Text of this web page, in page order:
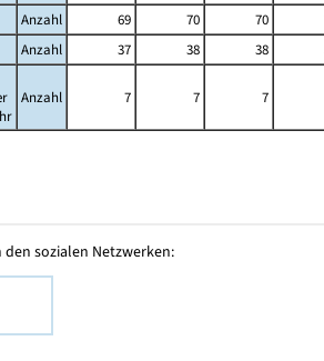
Anzahl 69 70 70
Anzahl 37 38 38
Anzahl 7 7 7
sozialen Netzwerken: